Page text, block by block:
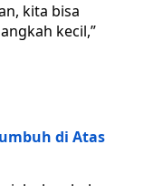
kita bisa
kecil,”
di Atas